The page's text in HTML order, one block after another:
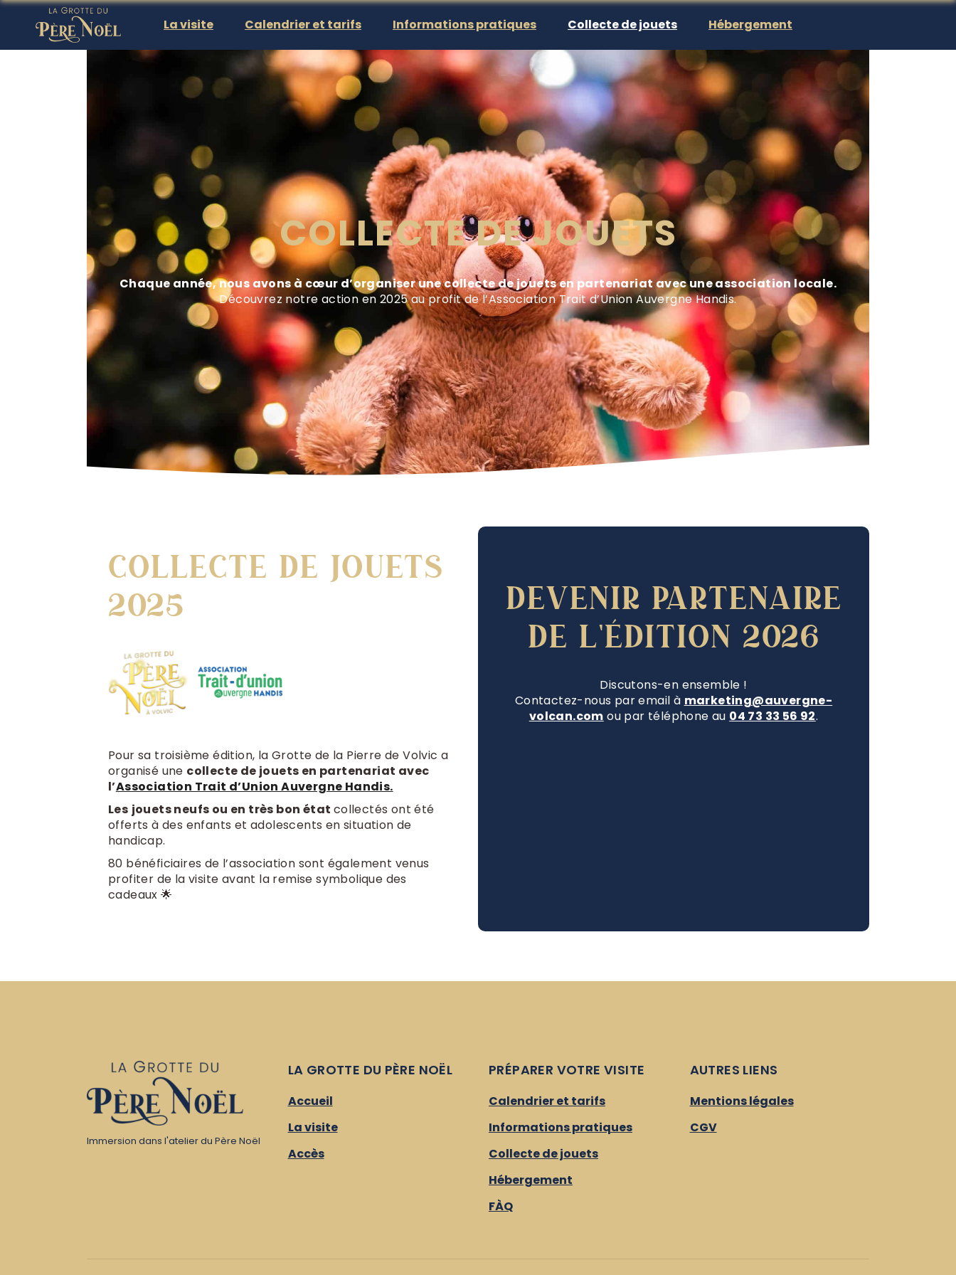
La visite Calendrier et tarifs Informations pratiques Collecte de jouets Hébergement
COLLECTE DE JOUETS
Chaque année, nous avons à cœur d’organiser une collecte de jouets en partenariat avec une association locale.
Découvrez notre action en 2025 au profit de l’Association Trait d’Union Auvergne Handis.
Collecte de jouets
2025
Pour sa troisième édition, la Grotte de la Pierre de Volvic a
organisé une collecte de jouets en partenariat avec
l’Association Trait d’Union Auvergne Handis.
Les jouets neufs ou en très bon état collectés ont été
offerts à des enfants et adolescents en situation de
handicap.
80 bénéficiaires de l’association sont également venus
profiter de la visite avant la remise symbolique des
cadeaux 🌟
Devenir partenaire
de l'édition 2026
Discutons-en ensemble !
Contactez-nous par email à marketing@auvergne-
volcan.com ou par téléphone au 04 73 33 56 92.
Immersion dans l'atelier du Père Noël
LA GROTTE DU PÈRE NOËL
Accueil
La visite
Accès
PRÉPARER VOTRE VISITE
Calendrier et tarifs
Informations pratiques
Collecte de jouets
Hébergement
FÀQ
AUTRES LIENS
Mentions légales
CGV